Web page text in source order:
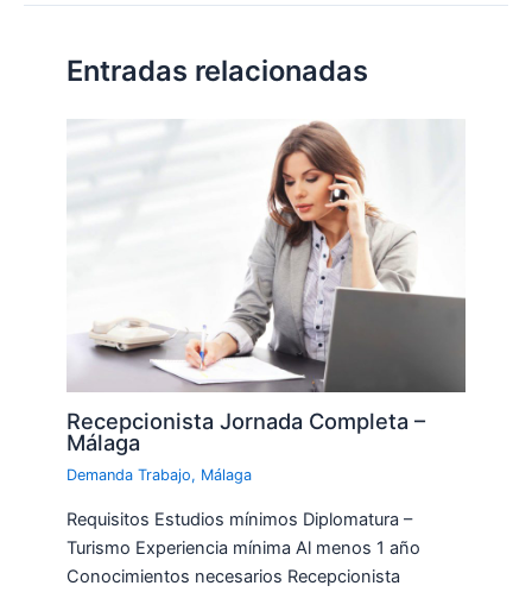
Entradas relacionadas
Recepcionista Jornada Completa –
Málaga
Demanda Trabajo, Málaga
Requisitos Estudios mínimos Diplomatura –
Turismo Experiencia mínima Al menos 1 año
Conocimientos necesarios Recepcionista